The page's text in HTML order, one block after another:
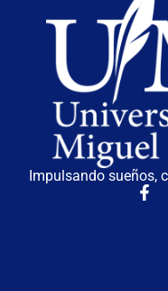
Impulsando sueños,